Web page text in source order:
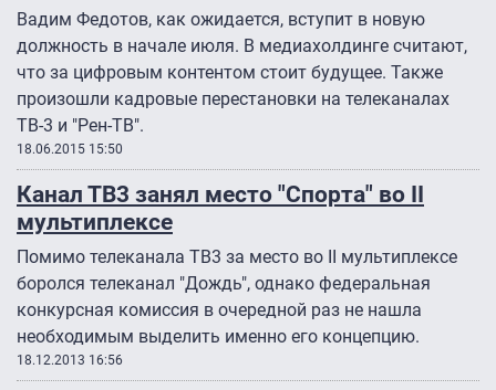
Вадим Федотов, как ожидается, вступит в новую
должность в начале июля. В медиахолдинге считают,
что за цифровым контентом стоит будущее. Также
произошли кадровые перестановки на телеканалах
ТВ-3 и "Рен-ТВ".
18.06.2015 15:50
Канал ТВ3 занял место "Спорта" во II
мультиплексе
Помимо телеканала ТВ3 за место во II мультиплексе
боролся телеканал "Дождь", однако федеральная
конкурсная комиссия в очередной раз не нашла
необходимым выделить именно его концепцию.
18.12.2013 16:56